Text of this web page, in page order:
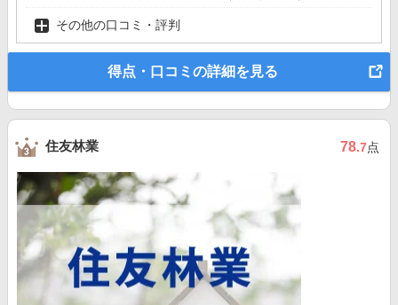
その他の口コミ・評判
得点・口コミの詳細を見る
住友林業 78.7点